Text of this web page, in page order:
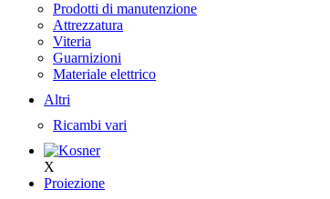
Prodotti di manutenzione
Attrezzatura
Viteria
Guarnizioni
Materiale elettrico
Altri
Ricambi vari
X
Proiezione